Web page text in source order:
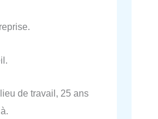
de travail, 25 ans